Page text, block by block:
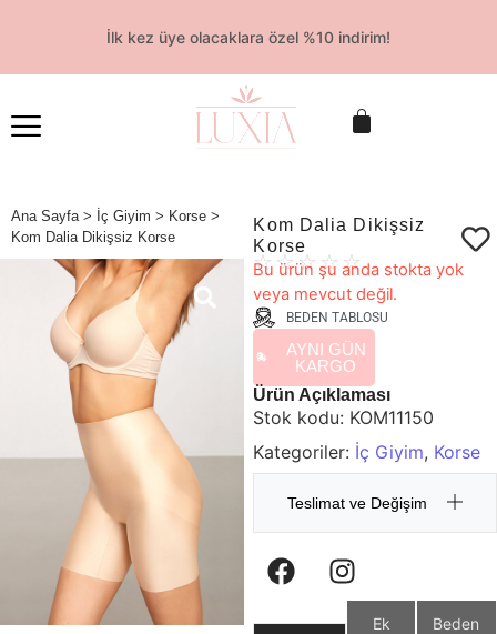
İlk kez üye olacaklara özel %10 indirim!
Ana Sayfa > İç Giyim > Korse >
Kom Dalia Dikişsiz Korse
Kom Dalia Dikişsiz
Korse
☆☆☆ ☆ ☆
Bu ürün şu anda stokta yok
veya mevcut değil.
BEDEN TABLOSU
AYNI GÜN
KARGO
Ürün Açıklaması
Stok kodu: KOM11150
Kategoriler: İç Giyim, Korse
Teslimat ve Değişim
Ek
Beden